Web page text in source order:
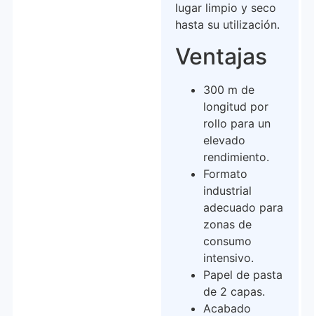
lugar limpio y seco
hasta su utilización.
Ventajas
300 m de
longitud por
rollo para un
elevado
rendimiento.
Formato
industrial
adecuado para
zonas de
consumo
intensivo.
Papel de pasta
de 2 capas.
Acabado